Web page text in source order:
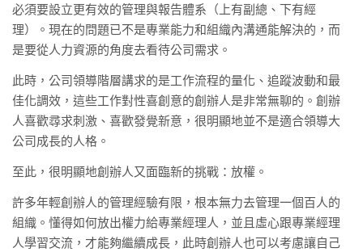
必須要設立更有效的管理與報告體系（上有副總、下有經
理）。現在的問題已不是專業能力和組織內溝通能解決的，而
是要從人力資源的角度去看待公司需求。
此時，公司領導階層講求的是工作流程的量化、追蹤波動和最
佳化調效，這些工作對性喜創意的創辦人是非常無聊的。創辦
人喜歡尋求刺激、喜歡發覺新意，很明顯地並不是適合領導大
公司成長的人格。
至此，很明顯地創辦人又面臨新的挑戰：放權。
許多年輕創辦人的管理經驗有限，根本無力去管理一個百人的
組織。懂得如何放出權力給專業經理人，並且虛心跟專業經理
人學習交流，才能夠繼續成長，此時創辦人也可以考慮讓自己